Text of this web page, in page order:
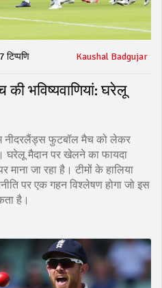
टिप्पणि Kaushal Badgujar
भविष्यवाणियां: घरेलू
नीदरलैंड्स फुटबॉल मैच को लेकर
घरेलू मैदान पर खेलने का फायदा
जा रहा है। टीमों के हालिया
पर एक गहन विश्लेषण होगा जो इस
है।